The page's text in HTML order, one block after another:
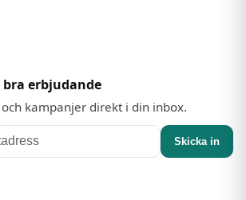
erbjudande
kampanjer direkt i din inbox.
Skicka in